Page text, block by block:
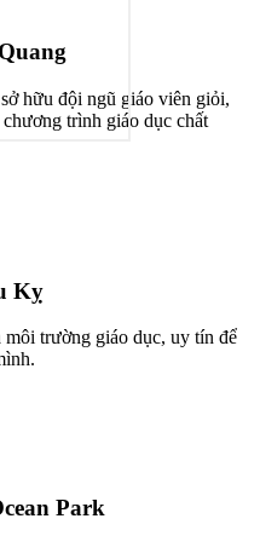
hữu đội ngũ giáo viên giỏi,
trình giáo dục chất
Kỵ
trường giáo dục, uy tín để
Park